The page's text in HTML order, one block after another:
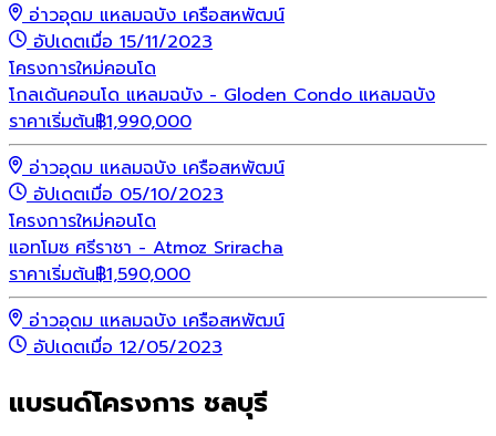
อ่าวอุดม แหลมฉบัง เครือสหพัฒน์
อัปเดตเมื่อ 15/11/2023
โครงการใหม่คอนโด
โกลเด้นคอนโด แหลมฉบัง - Gloden Condo แหลมฉบัง
ราคาเริ่มต้น฿1,990,000
อ่าวอุดม แหลมฉบัง เครือสหพัฒน์
อัปเดตเมื่อ 05/10/2023
โครงการใหม่คอนโด
แอทโมซ ศรีราชา - Atmoz Sriracha
ราคาเริ่มต้น฿1,590,000
อ่าวอุดม แหลมฉบัง เครือสหพัฒน์
อัปเดตเมื่อ 12/05/2023
แบรนด์โครงการ ชลบุรี